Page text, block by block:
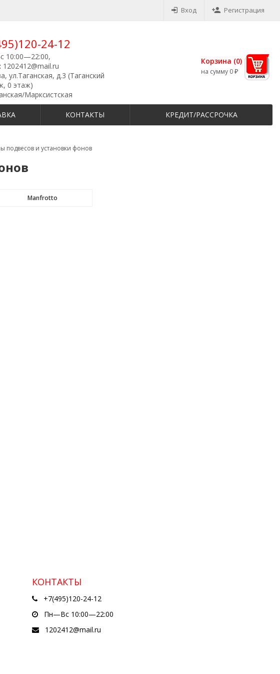
Вход Регистрация
24-12
10:00—22:00,
1202412@mail.ru
ул.Таганская, д.3 (Таганский
0 этаж)
Марксистская
Корзина (0)
на сумму 0 ₽
КОНТАКТЫ КРЕДИТ/РАССРОЧКА
подвесов и установки фонов
Manfrotto
КОНТАКТЫ
+7(495)120-24-12
Пн—Вс 10:00—22:00
1202412@mail.ru